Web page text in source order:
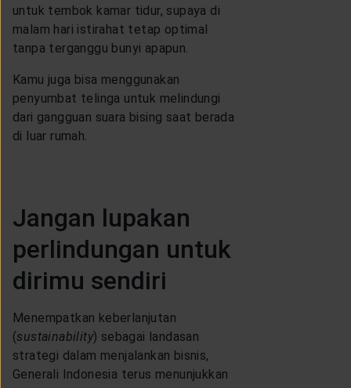
untuk tembok kamar tidur, supaya di
malam hari istirahat tetap optimal
tanpa terganggu bunyi apapun.
Kamu juga bisa menggunakan
penyumbat telinga untuk melindungi
dari gangguan suara bising saat berada
di luar rumah.
Jangan lupakan
perlindungan untuk
dirimu sendiri
Menempatkan keberlanjutan
(sustainability) sebagai landasan
strategi dalam menjalankan bisnis,
Generali Indonesia terus menunjukkan